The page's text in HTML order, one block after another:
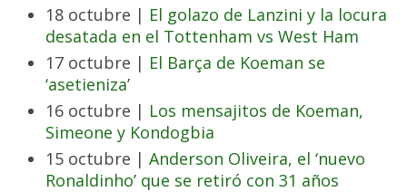
18 octubre | El golazo de Lanzini y la locura
desatada en el Tottenham vs West Ham
17 octubre | El Barça de Koeman se
‘asetieniza’
16 octubre | Los mensajitos de Koeman,
Simeone y Kondogbia
15 octubre | Anderson Oliveira, el ‘nuevo
Ronaldinho’ que se retiró con 31 años